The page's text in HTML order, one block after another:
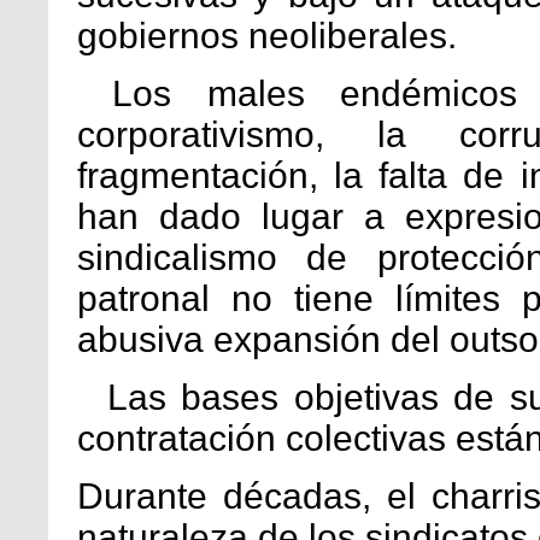
gobiernos neoliberales.
Los males endémicos
corporativismo, la
fragmentación, la falta de
han dado lugar a
sindicalismo de
patronal no tiene límites
abusiva expansión del
Las bases objetivas de
contratación colectivas
Durante décadas, el